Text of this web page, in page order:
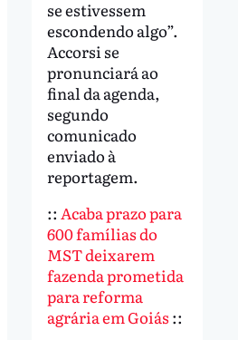
se estivessem
escondendo algo”.
Accorsi se
pronunciará ao
final da agenda,
segundo
comunicado
enviado à
reportagem.
:: Acaba prazo para
600 famílias do
MST deixarem
fazenda prometida
para reforma
agrária em Goiás ::